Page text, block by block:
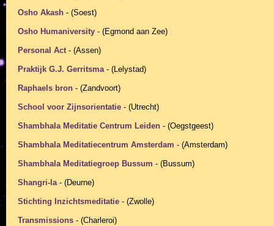
Osho Akash - (Soest)
Osho Humaniversity - (Egmond aan Zee)
Personal Act - (Assen)
Praktijk G.J. Gerritsma - (Lelystad)
Raphaels bron - (Zandvoort)
School voor Zijnsorientatie - (Utrecht)
Shambhala Meditatie Centrum Leiden - (Oegstgeest)
Shambhala Meditatiecentrum Amsterdam - (Amsterdam)
Shambhala Meditatiegroep Bussum - (Bussum)
Shangri-la - (Deurne)
Stichting Inzichtsmeditatie - (Zwolle)
Transmissions - (Charleroi)